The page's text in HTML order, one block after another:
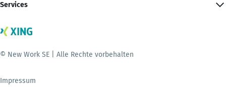
Services
© New Work SE | Alle Rechte vorbehalten
Impressum